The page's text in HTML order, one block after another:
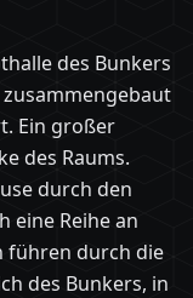
des Bunkers
Ein großer
des Raums.
durch den
eine Reihe an
führen durch die
des Bunkers, in